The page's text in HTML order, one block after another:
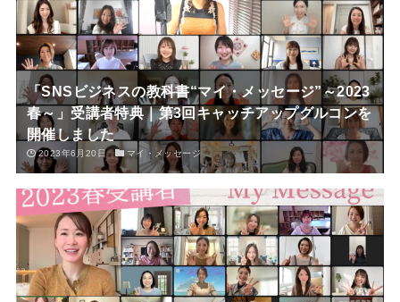
「SNSビジネスの教科書“マイ・メッセージ”～2023
春～」受講者特典｜第3回キャッチアップグルコンを
開催しました
2023年6月20日 マイ・メッセージ